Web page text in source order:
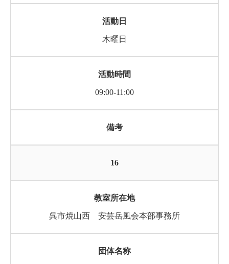
木曜日
09:00-11:00
16
呉市焼山西 安芸岳風会本部事務所